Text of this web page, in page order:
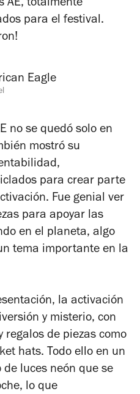
AE, totalmente
para el festival.
no se quedó solo en
mostró su
para crear parte
Fue genial ver
para apoyar las
en el planeta, algo
tema importante en la
la activación
y misterio, con
regalos de piezas como
hats. Todo ello en un
luces neón que se
lo que